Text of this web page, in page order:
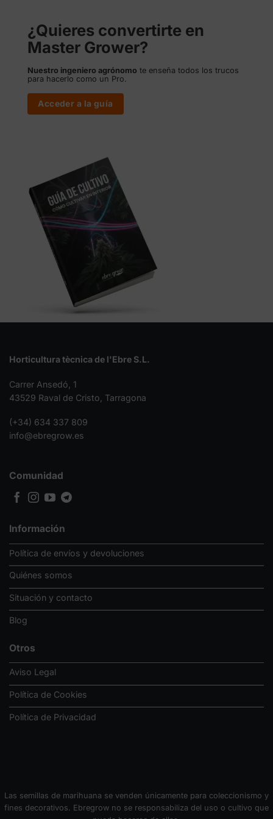
¿Quieres convertirte en
Master Grower?
Nuestro ingeniero agrónomo te enseña todos los trucos
para hacerlo como un Pro.
Acceder a la guía
Horticultura tècnica de l'Ebre S.L.
Carrer Ansedó, 1
43529 Raval de Cristo, Tarragona
(+34) 634 337 809
info@ebregrow.es
Información
Política de envíos y devoluciones
Quiénes somos
Situación y contacto
Blog
Otros
Aviso Legal
Política de Cookies
Política de Privacidad
Comunidad
Las semillas de marihuana se venden únicamente para coleccionismo y
fines decorativos. Ebregrow no se responsabiliza del uso o cultivo que